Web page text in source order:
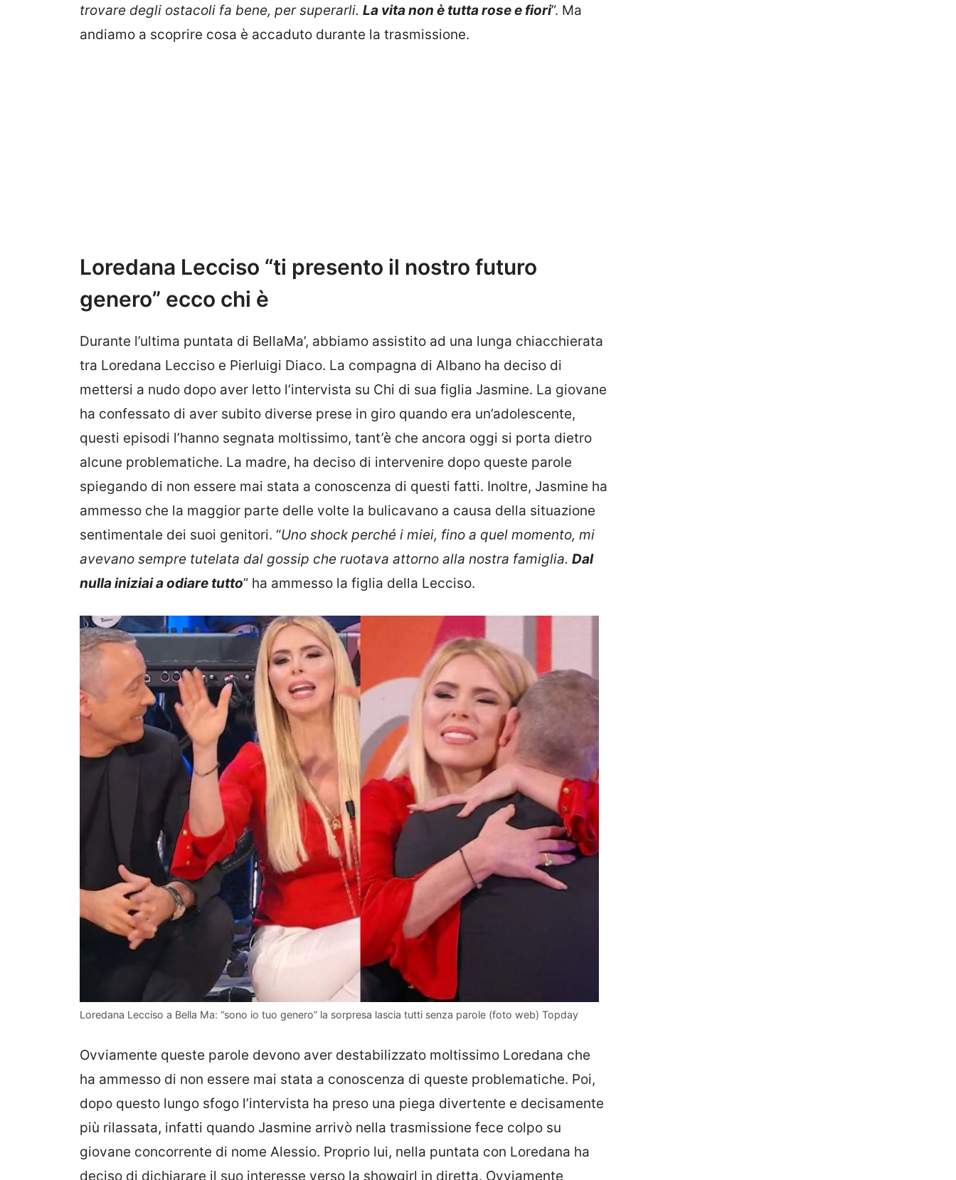
trovare degli ostacoli fa bene, per superarli. La vita non è tutta rose e fiori”. Ma
andiamo a scoprire cosa è accaduto durante la trasmissione.
Loredana Lecciso “ti presento il nostro futuro
genero” ecco chi è
Durante l’ultima puntata di BellaMa’, abbiamo assistito ad una lunga chiacchierata
tra Loredana Lecciso e Pierluigi Diaco. La compagna di Albano ha deciso di
mettersi a nudo dopo aver letto l’intervista su Chi di sua figlia Jasmine. La giovane
ha confessato di aver subito diverse prese in giro quando era un’adolescente,
questi episodi l’hanno segnata moltissimo, tant’è che ancora oggi si porta dietro
alcune problematiche. La madre, ha deciso di intervenire dopo queste parole
spiegando di non essere mai stata a conoscenza di questi fatti. Inoltre, Jasmine ha
ammesso che la maggior parte delle volte la bulicavano a causa della situazione
sentimentale dei suoi genitori. “Uno shock perché i miei, fino a quel momento, mi
avevano sempre tutelata dal gossip che ruotava attorno alla nostra famiglia. Dal
nulla iniziai a odiare tutto” ha ammesso la figlia della Lecciso.
Loredana Lecciso a Bella Ma: “sono io tuo genero” la sorpresa lascia tutti senza parole (foto web) Topday
Ovviamente queste parole devono aver destabilizzato moltissimo Loredana che
ha ammesso di non essere mai stata a conoscenza di queste problematiche. Poi,
dopo questo lungo sfogo l’intervista ha preso una piega divertente e decisamente
più rilassata, infatti quando Jasmine arrivò nella trasmissione fece colpo su
giovane concorrente di nome Alessio. Proprio lui, nella puntata con Loredana ha
deciso di dichiarare il suo interesse verso la showgirl in diretta. Ovviamente